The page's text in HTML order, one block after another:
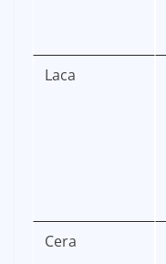
Laca
Cera